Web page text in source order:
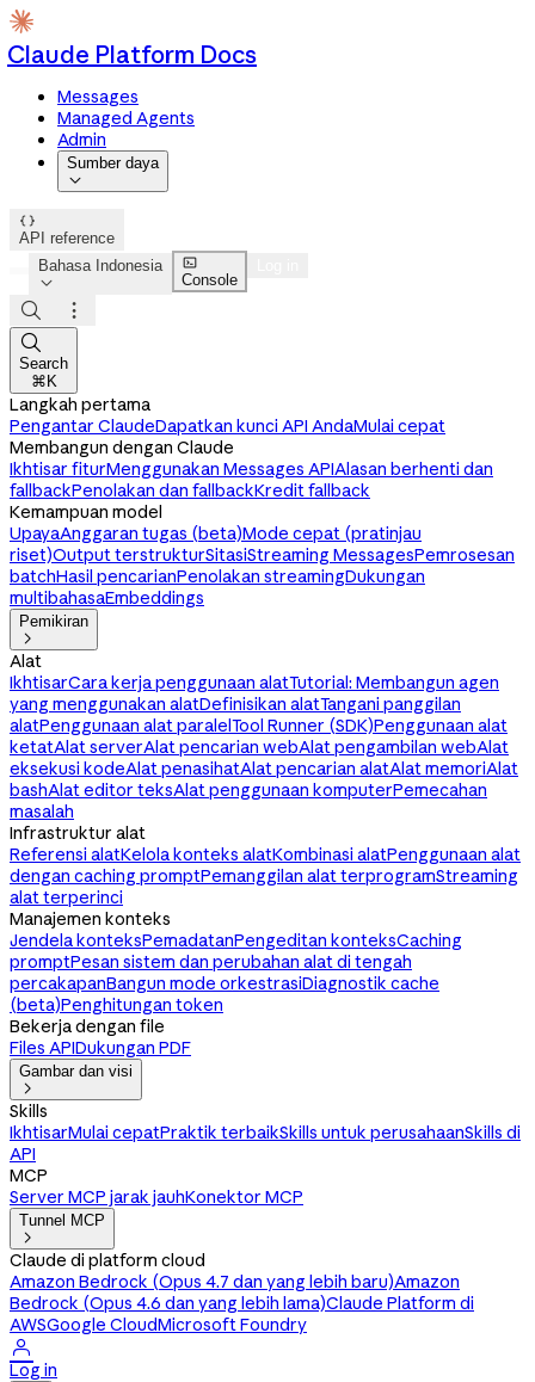
Claude Platform Docs
Messages
Managed Agents
Admin
Sumber daya


API reference
Bahasa Indonesia


Console



Search
⌘K
Langkah pertama
Pengantar ClaudeDapatkan kunci API AndaMulai cepat
Membangun dengan Claude
Ikhtisar fiturMenggunakan Messages APIAlasan berhenti dan
fallbackPenolakan dan fallbackKredit fallback
Kemampuan model
UpayaAnggaran tugas (beta)Mode cepat (pratinjau
riset)Output terstrukturSitasiStreaming MessagesPemrosesan
batchHasil pencarianPenolakan streamingDukungan
multibahasaEmbeddings
Pemikiran

Alat
IkhtisarCara kerja penggunaan alatTutorial: Membangun agen
yang menggunakan alatDefinisikan alatTangani panggilan
alatPenggunaan alat paralelTool Runner (SDK)Penggunaan alat
ketatAlat serverAlat pencarian webAlat pengambilan webAlat
eksekusi kodeAlat penasihatAlat pencarian alatAlat memoriAlat
bashAlat editor teksAlat penggunaan komputerPemecahan
masalah
Infrastruktur alat
Referensi alatKelola konteks alatKombinasi alatPenggunaan alat
dengan caching promptPemanggilan alat terprogramStreaming
alat terperinci
Manajemen konteks
Jendela konteksPemadatanPengeditan konteksCaching
promptPesan sistem dan perubahan alat di tengah
percakapanBangun mode orkestrasiDiagnostik cache
(beta)Penghitungan token
Bekerja dengan file
Files APIDukungan PDF
Gambar dan visi

Skills
IkhtisarMulai cepatPraktik terbaikSkills untuk perusahaanSkills di
API
MCP
Server MCP jarak jauhKonektor MCP
Tunnel MCP

Claude di platform cloud
Amazon Bedrock (Opus 4.7 dan yang lebih baru)Amazon
Bedrock (Opus 4.6 dan yang lebih lama)Claude Platform di
AWSGoogle CloudMicrosoft Foundry

Log in